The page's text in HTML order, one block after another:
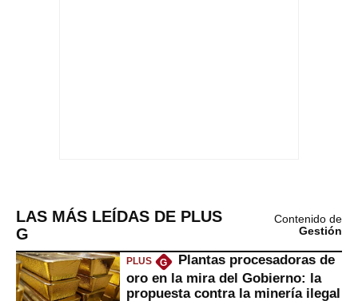
LAS MÁS LEÍDAS DE PLUS
G
Contenido de
Gestión
PLUS G
Plantas procesadoras de
oro en la mira del Gobierno: la
propuesta contra la minería ilegal